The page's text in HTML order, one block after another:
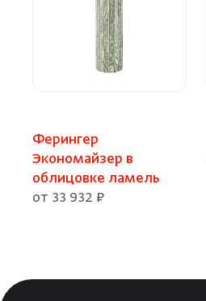
Ферингер
Экономайзер в
облицовке ламель
от 33 932 ₽